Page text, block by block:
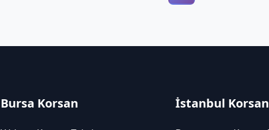
Bursa Korsan İstanbul Korsan